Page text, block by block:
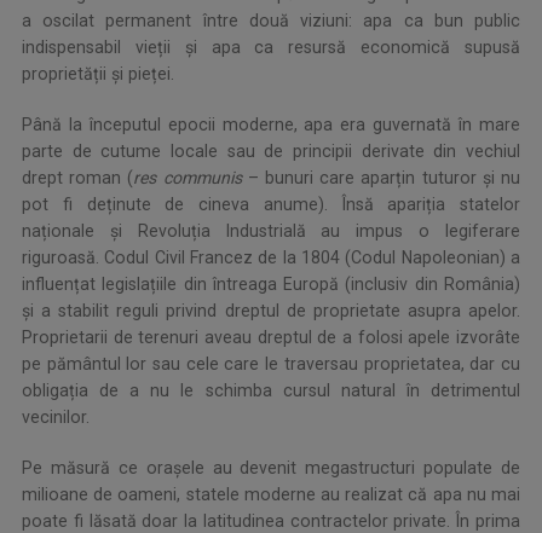
a oscilat permanent între două viziuni: apa ca bun public
indispensabil vieții și apa ca resursă economică supusă
proprietății și pieței.
Până la începutul epocii moderne, apa era guvernată în mare
parte de cutume locale sau de principii derivate din vechiul
drept roman (res communis– bunuri care aparțin tuturor și nu
pot fi deținute de cineva anume). Însă apariția statelor
naționale și Revoluția Industrială au impus o legiferare
riguroasă. Codul Civil Francez de la 1804 (Codul Napoleonian) a
influențat legislațiile din întreaga Europă (inclusiv din România)
și a stabilit reguli privind dreptul de proprietate asupra apelor.
Proprietarii de terenuri aveau dreptul de a folosi apele izvorâte
pe pământul lor sau cele care le traversau proprietatea, dar cu
obligația de a nu le schimba cursul natural în detrimentul
vecinilor.
Pe măsură ce orașele au devenit megastructuri populate de
milioane de oameni, statele moderne au realizat că apa nu mai
poate fi lăsată doar la latitudinea contractelor private. În prima